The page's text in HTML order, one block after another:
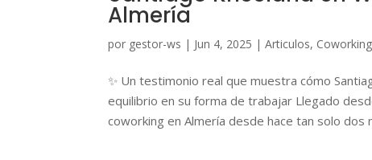
Almería
por gestor-ws | Jun 4, 2025 |Articulos, Coworking
✨ Un testimonio real que muestra cómo
equilibrio en su forma de trabajar Llegado
coworking en Almería desde hace tan solo dos